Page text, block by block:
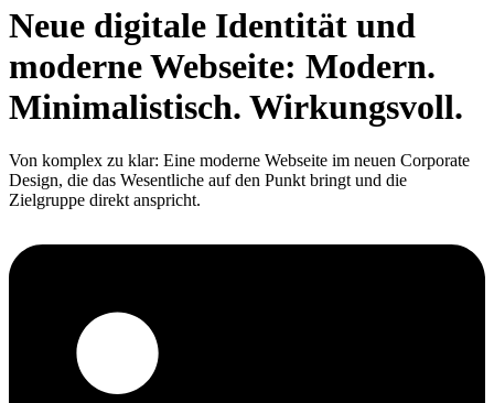
Neue digitale Identität und
moderne Webseite: Modern.
Minimalistisch. Wirkungsvoll.
Von komplex zu klar: Eine moderne Webseite im neuen Corporate
Design, die das Wesentliche auf den Punkt bringt und die
Zielgruppe direkt anspricht.